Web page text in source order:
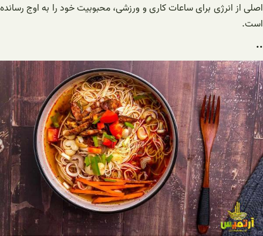
اصلی از انرژی برای ساعات کاری و ورزشی، محبوبیت خود را به اوج رسانده
است.
..